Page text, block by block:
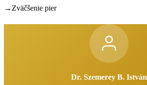
→ Zväčšenie pier
Dr. Szemerey B. István